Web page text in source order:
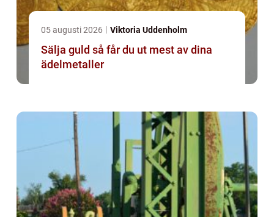
05 augusti 2026 Viktoria Uddenholm
Sälja guld så får du ut mest av dina
ädelmetaller